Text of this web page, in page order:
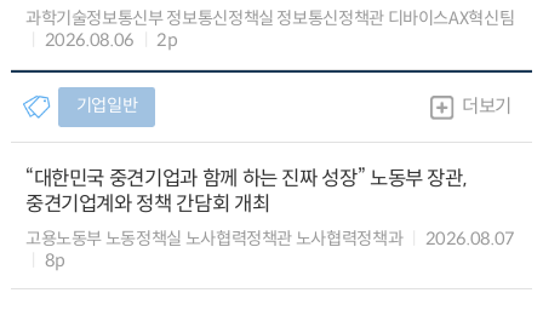
과학기술정보통신부 정보통신정책실 정보통신정책관 디바이스AX혁신팀
2026.08.06
2p
기업일반 더보기
“대한민국 중견기업과 함께 하는 진짜 성장” 노동부 장관,
중견기업계와 정책 간담회 개최
고용노동부 노동정책실 노사협력정책관 노사협력정책과
2026.08.07
8p